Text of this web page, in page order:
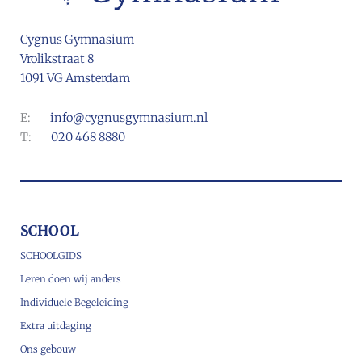
Cygnus Gymnasium
Vrolikstraat 8
1091 VG Amsterdam
E: info@cygnusgymnasium.nl
T: 020 468 8880
SCHOOL
SCHOOLGIDS
Leren doen wij anders
Individuele Begeleiding
Extra uitdaging
Ons gebouw